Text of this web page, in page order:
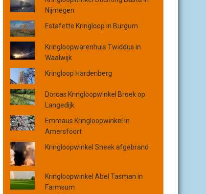
a
t
s
,
p
o
v
i
n
c
e
o
f
o
r
Nijmegen
Estafette Kringloop in Burgum
Kringloopwarenhuis Twiddus in
Waalwijk
Kringloop Hardenberg
Dorcas Kringloopwinkel Broek op
Langedijk
Emmaus Kringloopwinkel in
Amersfoort
Kringloopwinkel Sneek afgebrand
Kringloopwinkel Abel Tasman in
Farmsum